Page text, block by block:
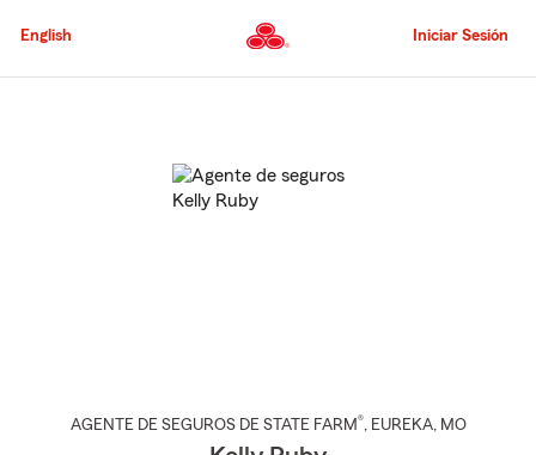
al
principal
English Iniciar Sesión
AGENTE DE SEGUROS DE STATE FARM®, EUREKA, MO